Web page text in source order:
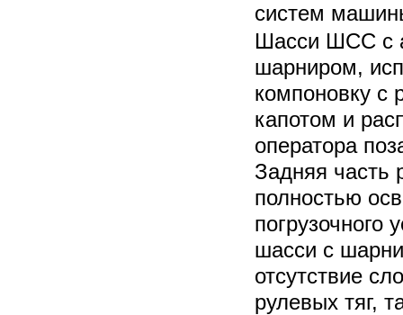
систем
Шасси ШСС с
шарниром,
компоновку с
капотом и
оператора
Задняя часть
полностью
погрузочного
шасси с
отсутствие
рулевых тяг,